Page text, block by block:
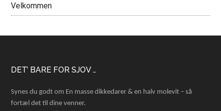
Velkommen
Footer
DET’ BARE FOR SJOV …
Synes du godt om En masse dikkedarer & en halv molevit – så
fortæl det til dine venner.